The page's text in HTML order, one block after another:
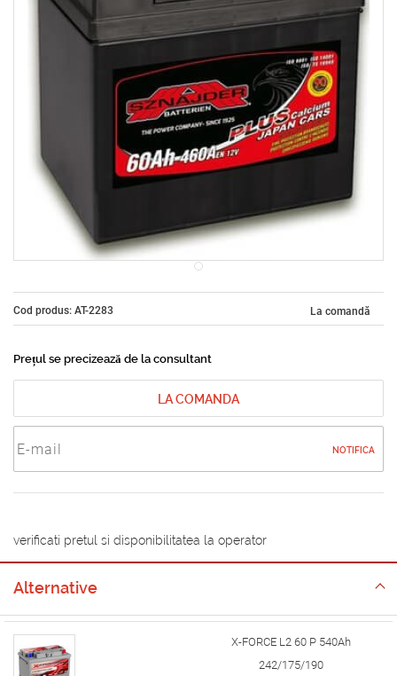
Cod produs: AT-2283 La comandă
Prețul se precizează de la consultant
LA COMANDA
NOTIFICA
verificati pretul si disponibilitatea la operator
Alternative
X-FORCE L2 60 P 540Ah
242/175/190